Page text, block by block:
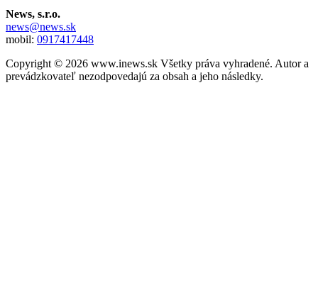
News, s.r.o.
news@news.sk
mobil: 0917417448
Copyright © 2026 www.inews.sk Všetky práva vyhradené. Autor a
prevádzkovateľ nezodpovedajú za obsah a jeho následky.